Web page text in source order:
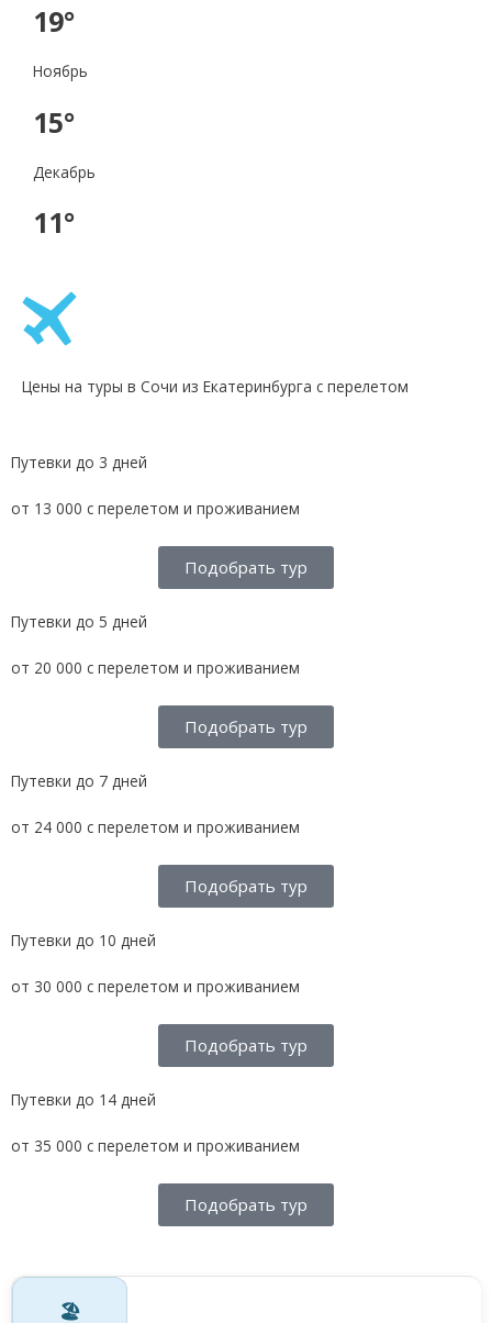
19°
Ноябрь
15°
Декабрь
11°
Цены на туры в Сочи из Екатеринбурга с перелетом
Путевки до 3 дней
от 13 000 с перелетом и проживанием
Подобрать тур
Путевки до 5 дней
от 20 000 с перелетом и проживанием
Подобрать тур
Путевки до 7 дней
от 24 000 с перелетом и проживанием
Подобрать тур
Путевки до 10 дней
от 30 000 с перелетом и проживанием
Подобрать тур
Путевки до 14 дней
от 35 000 с перелетом и проживанием
Подобрать тур
🏖️